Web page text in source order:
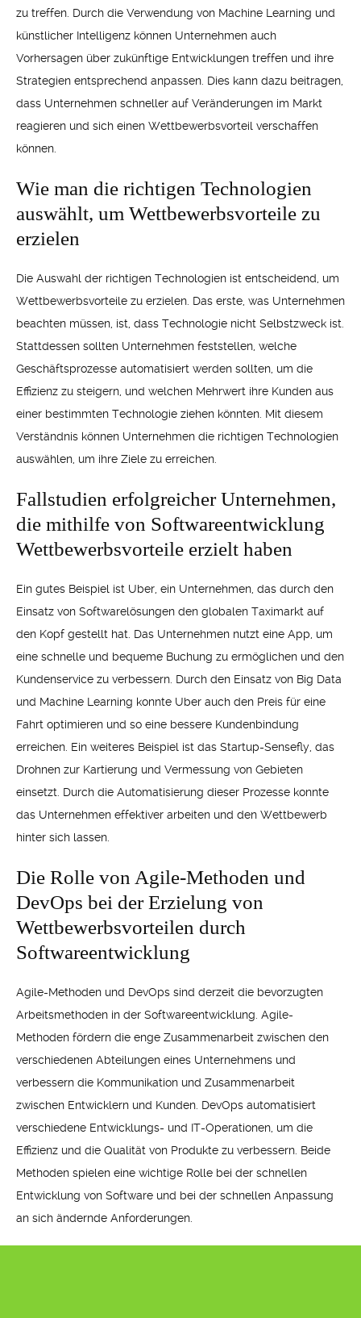
zu treffen. Durch die Verwendung von Machine Learning und
künstlicher Intelligenz können Unternehmen auch
Vorhersagen über zukünftige Entwicklungen treffen und ihre
Strategien entsprechend anpassen. Dies kann dazu beitragen,
dass Unternehmen schneller auf Veränderungen im Markt
reagieren und sich einen Wettbewerbsvorteil verschaffen
können.
Wie man die richtigen Technologien
auswählt, um Wettbewerbsvorteile zu
erzielen
Die Auswahl der richtigen Technologien ist entscheidend, um
Wettbewerbsvorteile zu erzielen. Das erste, was Unternehmen
beachten müssen, ist, dass Technologie nicht Selbstzweck ist.
Stattdessen sollten Unternehmen feststellen, welche
Geschäftsprozesse automatisiert werden sollten, um die
Effizienz zu steigern, und welchen Mehrwert ihre Kunden aus
einer bestimmten Technologie ziehen könnten. Mit diesem
Verständnis können Unternehmen die richtigen Technologien
auswählen, um ihre Ziele zu erreichen.
Fallstudien erfolgreicher Unternehmen,
die mithilfe von Softwareentwicklung
Wettbewerbsvorteile erzielt haben
Ein gutes Beispiel ist Uber, ein Unternehmen, das durch den
Einsatz von Softwarelösungen den globalen Taximarkt auf
den Kopf gestellt hat. Das Unternehmen nutzt eine App, um
eine schnelle und bequeme Buchung zu ermöglichen und den
Kundenservice zu verbessern. Durch den Einsatz von Big Data
und Machine Learning konnte Uber auch den Preis für eine
Fahrt optimieren und so eine bessere Kundenbindung
erreichen. Ein weiteres Beispiel ist das Startup-Sensefly, das
Drohnen zur Kartierung und Vermessung von Gebieten
einsetzt. Durch die Automatisierung dieser Prozesse konnte
das Unternehmen effektiver arbeiten und den Wettbewerb
hinter sich lassen.
Die Rolle von Agile-Methoden und
DevOps bei der Erzielung von
Wettbewerbsvorteilen durch
Softwareentwicklung
Agile-Methoden und DevOps sind derzeit die bevorzugten
Arbeitsmethoden in der Softwareentwicklung. Agile-
Methoden fördern die enge Zusammenarbeit zwischen den
verschiedenen Abteilungen eines Unternehmens und
verbessern die Kommunikation und Zusammenarbeit
zwischen Entwicklern und Kunden. DevOps automatisiert
verschiedene Entwicklungs- und IT-Operationen, um die
Effizienz und die Qualität von Produkte zu verbessern. Beide
Methoden spielen eine wichtige Rolle bei der schnellen
Entwicklung von Software und bei der schnellen Anpassung
an sich ändernde Anforderungen.